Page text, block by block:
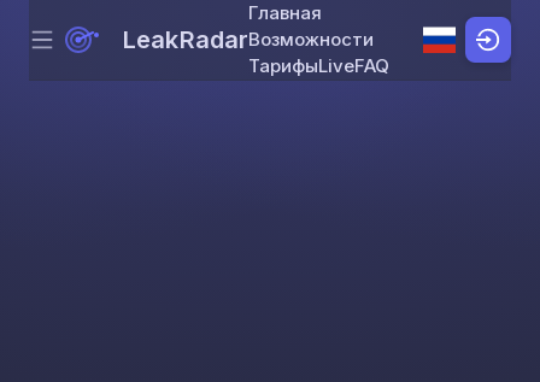
Skip to content
Menu LeakRadar
Главная
Возможности
ТарифыLiveFAQ